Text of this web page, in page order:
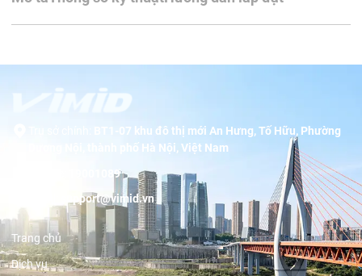
BT1-07 khu đô thị mới An Hưng, Tố Hữu, Phường
Dương Nội, thành phố Hà Nội, Việt Nam
19001089
support@vimid.vn
Trang chủ
Dịch vụ